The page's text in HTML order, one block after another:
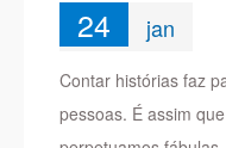
24 jan
Contar histórias faz
pessoas. É assim